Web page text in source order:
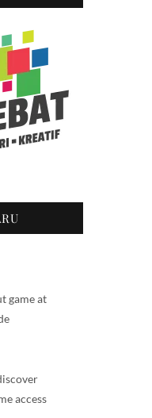
game at
access